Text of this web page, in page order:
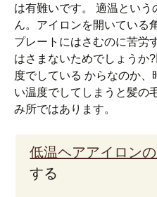
は有難いです。 適温とい
ん。アイロンを開いている
プレートにはさむのに苦労
はさまないためでしょうか
度でしている からなのか
い温度でしてしまうと髪の
み所ではあります。
低温ヘアアイロン
する